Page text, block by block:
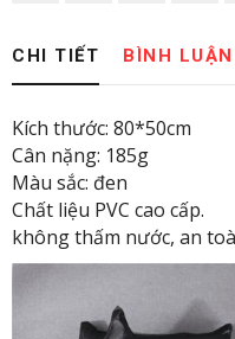
CHI TIẾT BÌNH LUẬN
Kích thước: 80*50cm
Cân nặng: 185g
Màu sắc: đen
Chất liệu PVC cao cấp.
không thấm nước, an
Đăng ký tư